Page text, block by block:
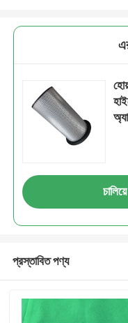
চালিয়ে
প্রস্তাবিত পণ্য